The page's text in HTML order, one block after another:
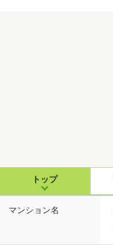
トップ
マンション名